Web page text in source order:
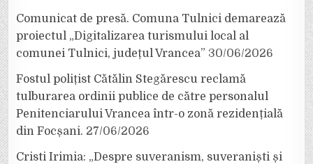
Comunicat de presă. Comuna Tulnici demarează
proiectul „Digitalizarea turismului local al
comunei Tulnici, județul Vrancea” 30/06/2026
Fostul polițist Cătălin Stegărescu reclamă
tulburarea ordinii publice de către personalul
Penitenciarului Vrancea într-o zonă rezidențială
din Focșani. 27/06/2026
Cristi Irimia: „Despre suveranism, suveraniști și